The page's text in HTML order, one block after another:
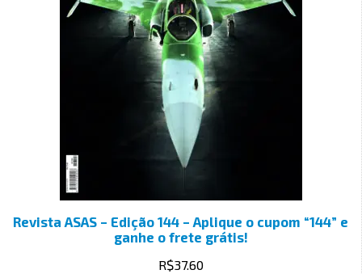
Revista ASAS – Edição 144 – Aplique o cupom “144” e
ganhe o frete grátis!
R$37.60